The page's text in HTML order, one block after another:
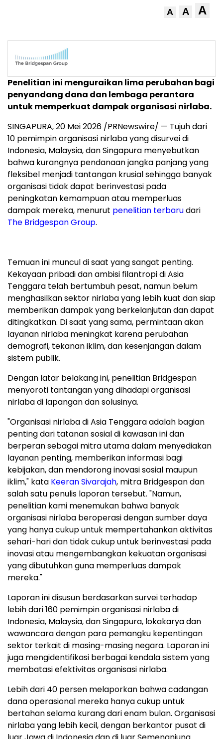
A A A
Penelitian ini menguraikan lima perubahan bagi
penyandang dana dan lembaga perantara
untuk memperkuat dampak organisasi nirlaba.
SINGAPURA,20 Mei 2026 /PRNewswire/ — Tujuh dari
10 pemimpin organisasi nirlaba yang disurvei di
Indonesia, Malaysia, dan Singapura menyebutkan
bahwa kurangnya pendanaan jangka panjang yang
fleksibel menjadi tantangan krusial sehingga banyak
organisasi tidak dapat berinvestasi pada
peningkatan kemampuan atau memperluas
dampak mereka, menurut penelitian terbarudari
The Bridgespan Group.
Temuan ini muncul di saat yang sangat penting.
Kekayaan pribadi dan ambisi filantropi di Asia
Tenggara telah bertumbuh pesat, namun belum
menghasilkan sektor nirlaba yang lebih kuat dan siap
memberikan dampak yang berkelanjutan dan dapat
ditingkatkan. Di saat yang sama, permintaan akan
layanan nirlaba meningkat karena perubahan
demografi, tekanan iklim, dan kesenjangan dalam
sistem publik.
Dengan latar belakang ini, penelitian Bridgespan
menyoroti tantangan yang dihadapi organisasi
nirlaba di lapangan dan solusinya.
"Organisasi nirlaba di Asia Tenggara adalah bagian
penting dari tatanan sosial di kawasan ini dan
berperan sebagai mitra utama dalam menyediakan
layanan penting, memberikan informasi bagi
kebijakan, dan mendorong inovasi sosial maupun
iklim," kata Keeran Sivarajah, mitra Bridgespan dan
salah satu penulis laporan tersebut. "Namun,
penelitian kami menemukan bahwa banyak
organisasi nirlaba beroperasi dengan sumber daya
yang hanya cukup untuk mempertahankan aktivitas
sehari-hari dan tidak cukup untuk berinvestasi pada
inovasi atau mengembangkan kekuatan organisasi
yang dibutuhkan guna memperluas dampak
mereka."
Laporan ini disusun berdasarkan survei terhadap
lebih dari 160 pemimpin organisasi nirlaba di
Indonesia, Malaysia, dan Singapura, lokakarya dan
wawancara dengan para pemangku kepentingan
sektor terkait di masing-masing negara. Laporan ini
juga mengidentifikasi berbagai kendala sistem yang
membatasi efektivitas organisasi nirlaba.
Lebih dari 40 persen melaporkan bahwa cadangan
dana operasional mereka hanya cukup untuk
bertahan selama kurang dari enam bulan. Organisasi
nirlaba yang lebih kecil, dengan berkantor pusat di